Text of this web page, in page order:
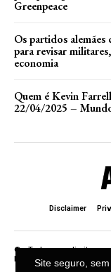
Greenpeace
Os partidos
para revisar
economia
Quem é Kevin
22/04/2025 –
Disclaimer
©. Todos os direitos
Manchete .Site seguro, sem